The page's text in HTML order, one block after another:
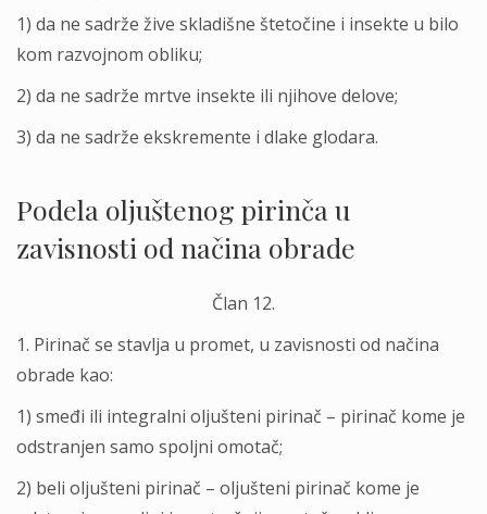
1) da ne sadrže žive skladišne štetočine i insekte u bilo
kom razvojnom obliku;
2) da ne sadrže mrtve insekte ili njihove delove;
3) da ne sadrže ekskremente i dlake glodara.
Podela olјuštenog pirinča u
zavisnosti od načina obrade
Član 12.
1. Pirinač se stavlјa u promet, u zavisnosti od načina
obrade kao:
1) smeđi ili integralni olјušteni pirinač – pirinač kome je
odstranjen samo spolјni omotač;
2) beli olјušteni pirinač – olјušteni pirinač kome je